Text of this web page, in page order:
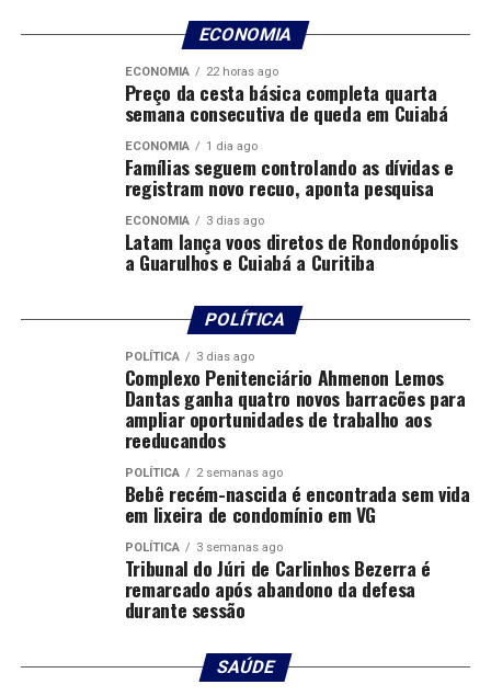
Leandro Lopes, caminhoneiro que percorre
frequentemente as rodovias do estado, considera a
proposta essencial. “Muitos de nós transportamos a
produção do estado e precisamos de sinal. Se virar lei,
será de grande ajuda”, comentou.
O Projeto de Lei 1974/2024 foi apresentado em 11 de
dezembro de 2024, passou pela Comissão de
Infraestrutura Urbana e de Transporte e já está apto
para ser votado em Plenário.
Fonte: ALMT
Comentários
RELATED TOPICS:
Juca do Guaraná celebra os 277 anos de Mato Grosso e
ressalta compromisso com a população
ECONOMIA
ECONOMIA 22 horas ago
Preço da cesta básica completa quarta
semana consecutiva de queda em Cuiabá
ECONOMIA 1 dia ago
Famílias seguem controlando as dívidas e
registram novo recuo, aponta pesquisa
ECONOMIA 3 dias ago
Latam lança voos diretos de Rondonópolis
a Guarulhos e Cuiabá a Curitiba
POLÍTICA
POLÍTICA 3 dias ago
Complexo Penitenciário Ahmenon Lemos
Dantas ganha quatro novos barracões para
ampliar oportunidades de trabalho aos
reeducandos
POLÍTICA 2 semanas ago
Bebê recém-nascida é encontrada sem vida
em lixeira de condomínio em VG
POLÍTICA 3 semanas ago
Tribunal do Júri de Carlinhos Bezerra é
remarcado após abandono da defesa
durante sessão
SAÚDE